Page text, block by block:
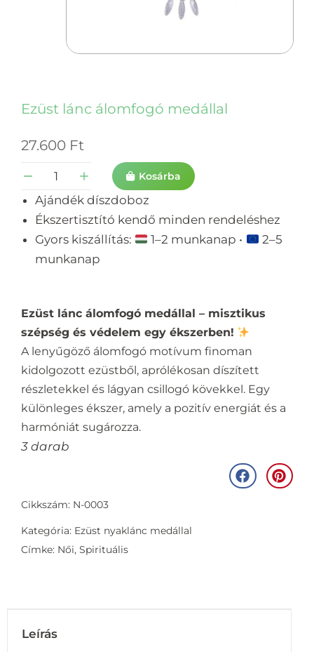
Ezüst lánc álomfogó medállal
27.600 Ft
Kosárba
Ajándék díszdoboz
Ékszertisztító kendő minden rendeléshez
Gyors kiszállítás:
1–2 munkanap •
2–5
munkanap
Ezüst lánc álomfogó medállal – misztikus
szépség és védelem egy ékszerben!
A lenyűgöző álomfogó motívum finoman
kidolgozott ezüstből, aprólékosan díszített
részletekkel és lágyan csillogó kövekkel. Egy
különleges ékszer, amely a pozitív energiát és a
harmóniát sugározza.
3 darab
Cikkszám: N-0003
Kategória: Ezüst nyaklánc medállal
Címke: Női, Spirituális
Leírás